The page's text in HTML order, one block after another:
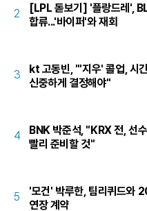
2
[LPL 돋보기] '플랑드레',
합류...'바이퍼'와 재회
3
kt 고동빈, "'지우' 콜업, 시
신중하게 결정해야"
4
BNK 박준석, "KRX 전, 선
빨리 준비할 것"
5
'모건' 박루한, 팀리퀴드와
연장 계약